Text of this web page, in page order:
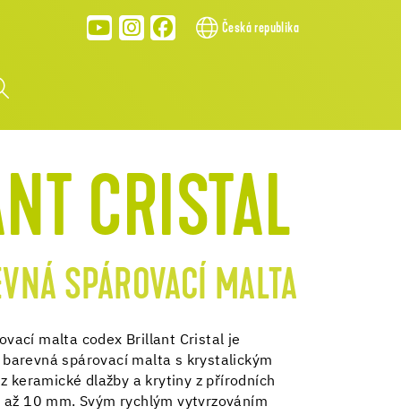
Česká republika
CRISTAL
SPÁROVACÍ MALTA
malta codex Brillant Cristal je
spárovací malta s krystalickým
keramické dlažby a krytiny z přírodních
10 mm. Svým rychlým vytvrzováním